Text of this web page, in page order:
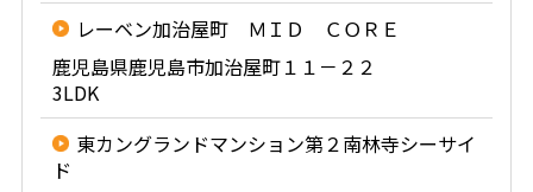
レーベン加治屋町 ＭＩＤ ＣＯＲＥ
鹿児島県鹿児島市加治屋町１１－２２
3LDK
東カングランドマンション第２南林寺シーサイ
ド